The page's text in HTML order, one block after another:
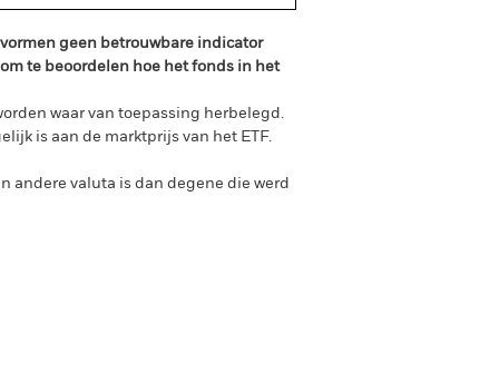
geen betrouwbare indicator
te beoordelen hoe het fonds in het
waar van toepassing herbelegd.
is aan de marktprijs van het ETF.
andere valuta is dan degene die werd